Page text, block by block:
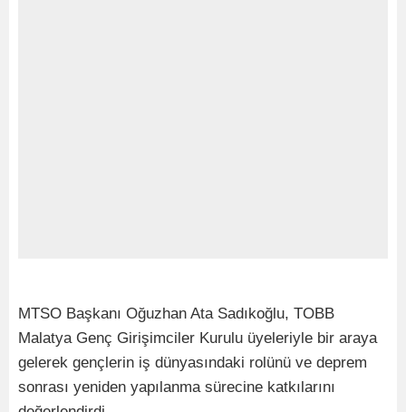
MTSO Başkanı Oğuzhan Ata Sadıkoğlu, TOBB
Malatya Genç Girişimciler Kurulu üyeleriyle bir araya
gelerek gençlerin iş dünyasındaki rolünü ve deprem
sonrası yeniden yapılanma sürecine katkılarını